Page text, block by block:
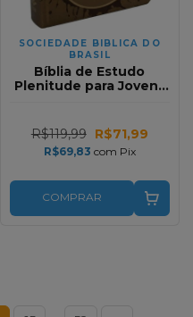
SOCIEDADE BIBLICA DO
BRASIL
Bíblia de Estudo
Plenitude para Jovens
R$119,99 R$71,99
R$69,83 com Pix
COMPRAR